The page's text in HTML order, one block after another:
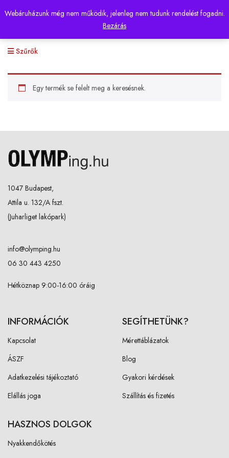
Webáruházunk még nem működik, jelenleg nem tudunk rendelést fogadni.
Bezárás
Szűrők
Egy termék se felelt meg a keresésnek.
1047 Budapest,
Attila u. 132/A fszt.
(Juharliget lakópark)
info@olymping.hu
06 30 443 4250
Hétköznap 9:00-16:00 óráig
INFORMÁCIÓK
Kapcsolat
ÁSZF
Adatkezelési tájékoztató
Elállás joga
SEGÍTHETÜNK?
Mérettáblázatok
Blog
Gyakori kérdések
Szállítás és fizetés
HASZNOS DOLGOK
Nyakkendőkötés